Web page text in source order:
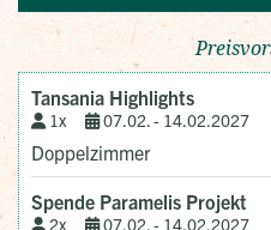
Tansania Highlights
1x 07.02. - 14.02.2027
Doppelzimmer
Spende Paramelis Projekt
2x 07.02. - 14.02.2027